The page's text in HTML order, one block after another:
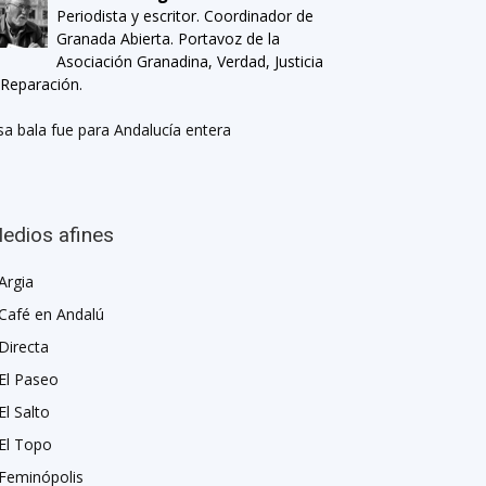
Periodista y escritor. Coordinador de
Granada Abierta. Portavoz de la
Asociación Granadina, Verdad, Justicia
bala fue para Andalucía entera
afines
en Andalú
Directa
El Paseo
El Salto
El Topo
Feminópolis